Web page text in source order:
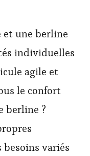
et une berline
individuelles
agile et
le confort
berline ?
besoins variés